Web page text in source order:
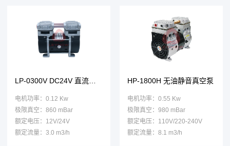
LP-0300V DC24V 直流真空泵
电机功率：0.12 Kw
极限真空：860 mBar
额定电压：12V/24V
额定流量：3.0 m3/h
HP-1800H 无油静音真空泵
电机功率：0.55 Kw
极限真空：980 mBar
额定电压：110V/220-240V
额定流量：8.1 m3/h